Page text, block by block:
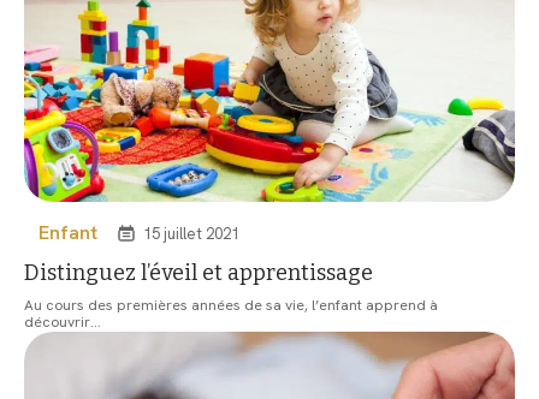
Enfant 15 juillet 2021
Distinguez l’éveil et apprentissage
Au cours des premières années de sa vie, l’enfant apprend à
découvrir…